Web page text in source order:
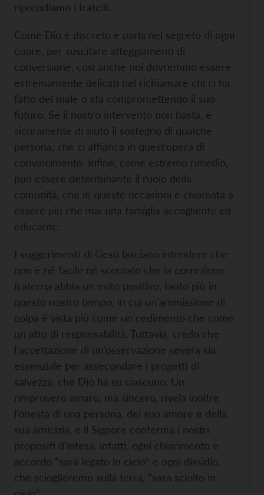
riprendiamo i fratelli.
Come Dio è discreto e parla nel segreto di ogni
cuore, per suscitare atteggiamenti di
conversione, così anche noi dovremmo essere
estremamente delicati nel richiamare chi ci ha
fatto del male o sta compromettendo il suo
futuro. Se il nostro intervento non basta, è
sicuramente di aiuto il sostegno di qualche
persona, che ci affianca in quest’opera di
convincimento. Infine, come estremo rimedio,
può essere determinante il ruolo della
comunità, che in queste occasioni è chiamata a
essere più che mai una famiglia accogliente ed
educante.
I suggerimenti di Gesù lasciano intendere che
non è né facile né scontato che la correzione
fraterna abbia un esito positivo, tanto più in
questo nostro tempo, in cui un’ammissione di
colpa è vista più come un cedimento che come
un atto di responsabilità. Tuttavia, credo che
l’accettazione di un’osservazione severa sia
essenziale per assecondare i progetti di
salvezza, che Dio ha su ciascuno. Un
rimprovero amaro, ma sincero, rivela inoltre
l’onestà di una persona, del suo amore e della
sua amicizia, e il Signore conferma i nostri
propositi d’intesa, infatti, ogni chiarimento e
accordo “sarà legato in cielo” e ogni dissidio,
che scioglieremo sulla terra, “sarà sciolto in